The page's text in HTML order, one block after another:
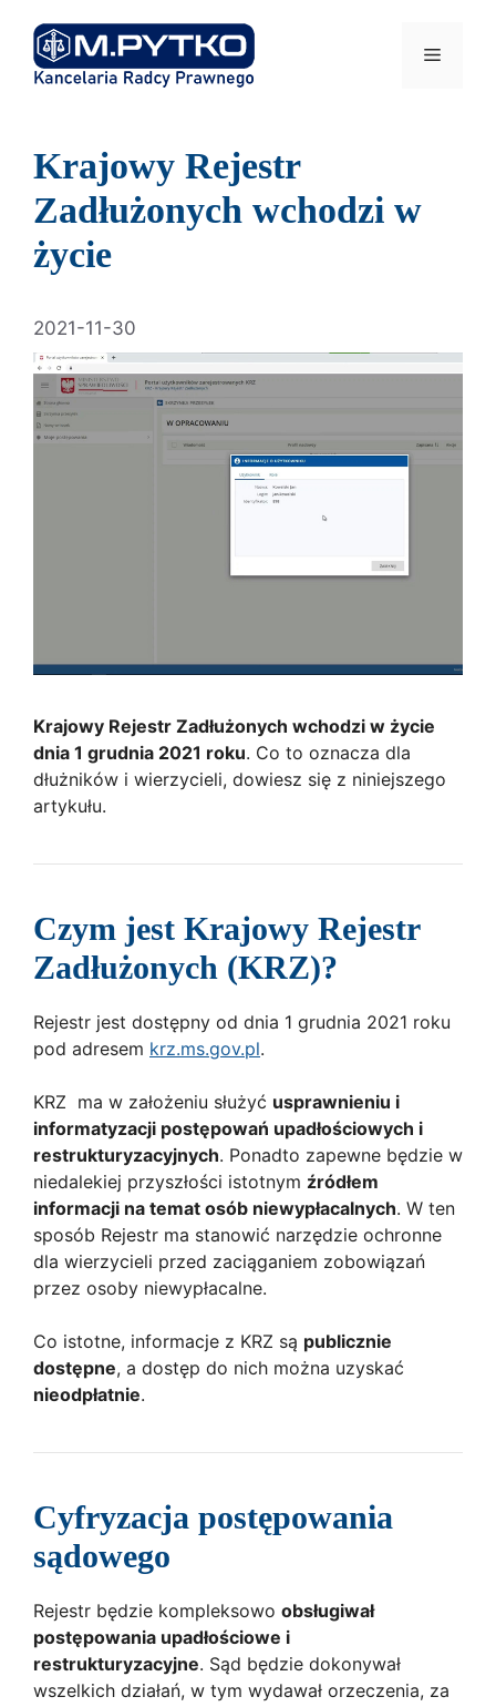
treści
Menu
Krajowy Rejestr
Zadłużonych wchodzi w
życie
2021-11-30
Krajowy Rejestr Zadłużonych wchodzi w życie
dnia 1 grudnia 2021 roku. Co to oznacza dla
dłużników i wierzycieli, dowiesz się z niniejszego
artykułu.
Czym jest Krajowy Rejestr
Zadłużonych (KRZ)?
Rejestr jest dostępny od dnia 1 grudnia 2021 roku
pod adresem krz.ms.gov.pl.
KRZ ma w założeniu służyć usprawnieniu i
informatyzacji postępowań upadłościowych i
restrukturyzacyjnych. Ponadto zapewne będzie w
niedalekiej przyszłości istotnym źródłem
informacji na temat osób niewypłacalnych. W ten
sposób Rejestr ma stanowić narzędzie ochronne
dla wierzycieli przed zaciąganiem zobowiązań
przez osoby niewypłacalne.
Co istotne, informacje z KRZ są publicznie
dostępne, a dostęp do nich można uzyskać
nieodpłatnie.
Cyfryzacja postępowania
sądowego
Rejestr będzie kompleksowo obsługiwał
postępowania upadłościowe i
restrukturyzacyjne. Sąd będzie dokonywał
wszelkich działań, w tym wydawał orzeczenia, za